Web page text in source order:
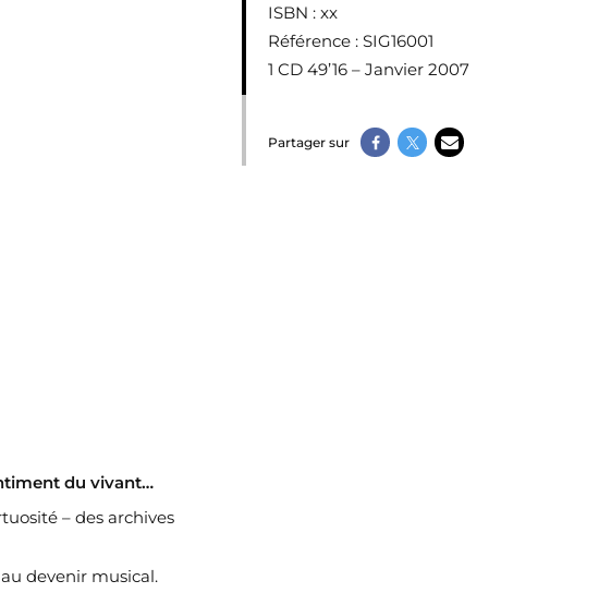
ISBN : xx
Référence : SIG16001
1 CD 49’16 – Janvier 2007
Partager sur
du vivant…
– des archives
devenir musical.